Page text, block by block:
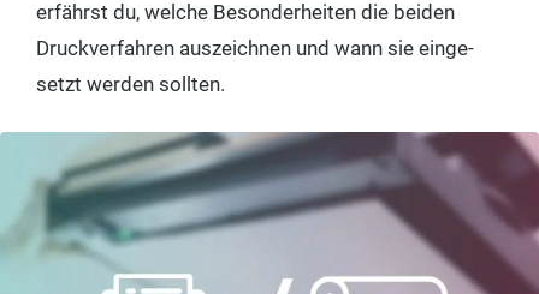
erfährst du, wel­che Beson­der­hei­ten die bei­den
Druck­ver­fah­ren aus­zeich­nen und wann sie ein­ge­
setzt wer­den sollten.